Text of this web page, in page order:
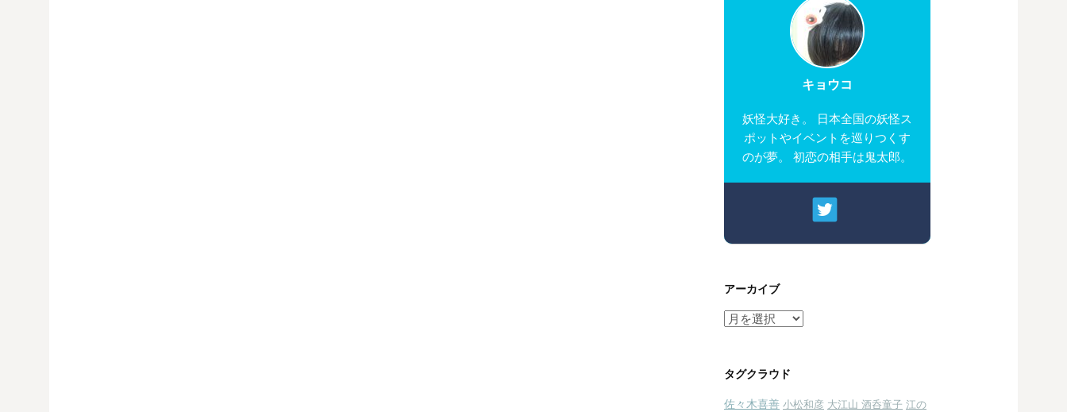
キョウコ
妖怪大好き。 日本全国の妖怪ス
ポットやイベントを巡りつくす
のが夢。 初恋の相手は鬼太郎。
アーカイブ
ア
イ
タグクラウド
佐々木喜善 小松和彦 大江山 酒呑童子 江の